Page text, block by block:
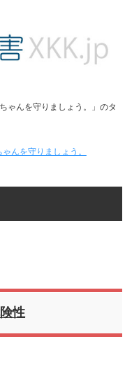
ゃんを守りましょう。」のタ
んを守りましょう。
性